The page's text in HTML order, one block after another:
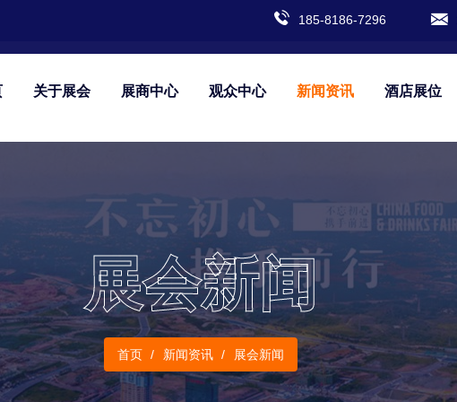
185-8186-7296
关于展会 展商中心 观众中心 新闻资讯 酒店展位
展会新闻
首页 新闻资讯 展会新闻